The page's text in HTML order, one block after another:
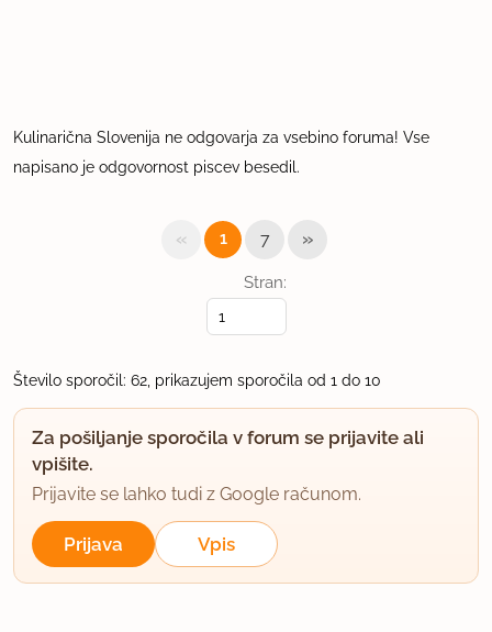
Kulinarična Slovenija ne odgovarja za vsebino foruma! Vse
napisano je odgovornost piscev besedil.
Stran:
« 1 7 »
Število sporočil: 62, prikazujem sporočila od 1 do 10
Za pošiljanje sporočila v forum se prijavite ali
vpišite.
Prijavite se lahko tudi z Google računom.
Prijava Vpis